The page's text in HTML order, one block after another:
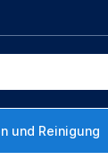
und Reinigung